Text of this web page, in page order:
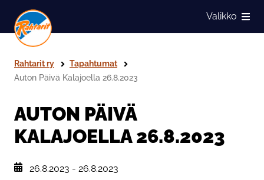
Siirry sivun sisältöön
Näytä
Valikko
Rahtarit ry
Tapahtumat
Auton Päivä Kalajoella 26.8.2023
AUTON PÄIVÄ
KALAJOELLA 26.8.2023
, Tapahtuman päiväys:
26.8.2023 - 26.8.2023